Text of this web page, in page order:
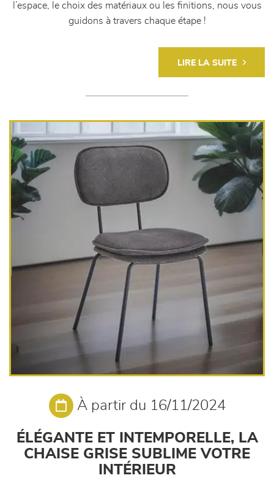
l’espace, le choix des matériaux ou les finitions, nous vous
guidons à travers chaque étape !
LIRE LA SUITE
À partir du 16/11/2024
ÉLÉGANTE ET INTEMPORELLE, LA
CHAISE GRISE SUBLIME VOTRE
INTÉRIEUR